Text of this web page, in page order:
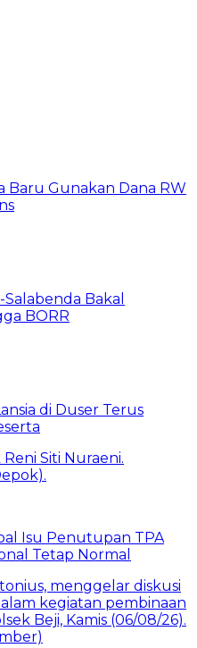
Baru Gunakan Dana RW
Bakal
BORR
di Duser Terus
Isu Penutupan TPA
Tetap Normal